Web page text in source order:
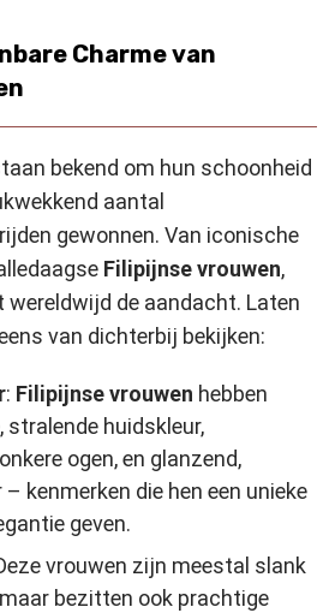
Charme van
bekend om hun schoonheid
aantal
gewonnen. Van iconische
Filipijnse vrouwen,
de aandacht. Laten
van dichterbij bekijken:
: Filipijnse vrouwen hebben
stralende huidskleur,
ogen, en glanzend,
kenmerken die hen een unieke
geven.
vrouwen zijn meestal slank
bezitten ook prachtige